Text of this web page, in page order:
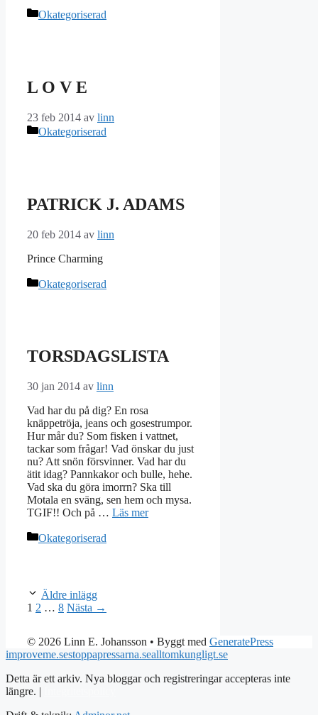
Kategorier
Okategoriserad
L O V E
23 feb 2014 av linn
Kategorier
Okategoriserad
PATRICK J. ADAMS
20 feb 2014 av linn
Prince Charming
Kategorier
Okategoriserad
TORSDAGSLISTA
30 jan 2014 av linn
Vad har du på dig? En rosa
knäppetröja, jeans och gosestrumpor.
Hur mår du? Som fisken i vattnet,
tackar som frågar! Vad önskar du just
nu? Att snön försvinner. Vad har du
ätit idag? Pannkakor och bulle, hehe.
Vad ska du göra imorrn? Ska till
Motala en sväng, sen hem och mysa.
TGIF!! Och på … Läs mer
Kategorier
Okategoriserad
Äldre inlägg
Sida
1 Sida
2 … Sida
8 Nästa →
© 2026 Linn E. Johansson • Byggt med GeneratePress
improveme.sestoppapressarna.sealltomkungligt.se
Detta är ett arkiv. Nya bloggar och registreringar accepteras inte
längre. |